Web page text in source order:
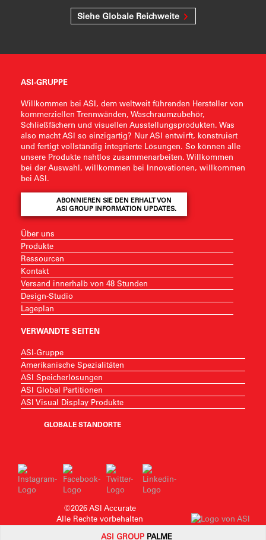
Siehe Globale Reichweite
ASI GROUP PALME
ASI-GRUPPE
Willkommen bei ASI, dem weltweit führenden Hersteller von
kommerziellen Trennwänden, Waschraumzubehör,
Schließfächern und visuellen Ausstellungsprodukten. Was
also macht ASI so einzigartig? Nur ASI entwirft, konstruiert
und fertigt vollständig integrierte Lösungen. So können alle
unsere Produkte nahtlos zusammenarbeiten. Willkommen
bei der Auswahl, willkommen bei Innovationen, willkommen
bei ASI.
ABONNIEREN SIE DEN ERHALT VON
ASI GROUP INFORMATION UPDATES.
Über uns
Produkte
Ressourcen
Kontakt
Versand innerhalb von 48 Stunden
Design-Studio
Lageplan
VERWANDTE SEITEN
ASI-Gruppe
Amerikanische Spezialitäten
ASI Speicherlösungen
ASI Global Partitionen
ASI Visual Display Produkte
GLOBALE STANDORTE
©2026 ASI Accurate
Alle Rechte vorbehalten